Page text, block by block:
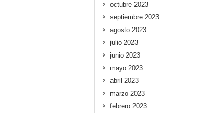
octubre 2023
septiembre 2023
agosto 2023
julio 2023
junio 2023
mayo 2023
abril 2023
marzo 2023
febrero 2023